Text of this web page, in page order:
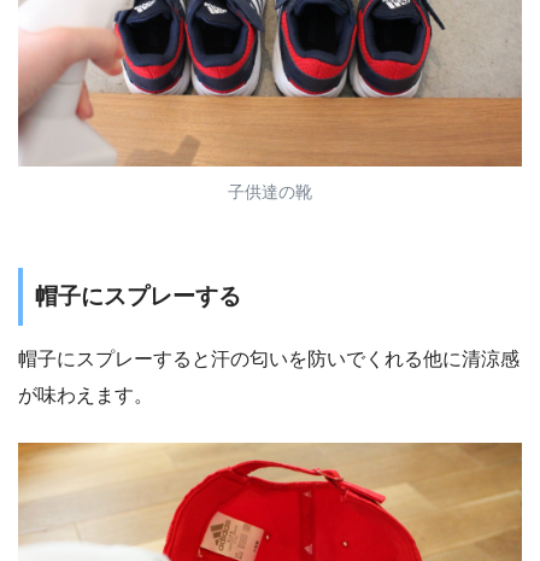
子供達の靴
帽子にスプレーする
帽子にスプレーすると汗の匂いを防いでくれる他に清涼感
が味わえます。